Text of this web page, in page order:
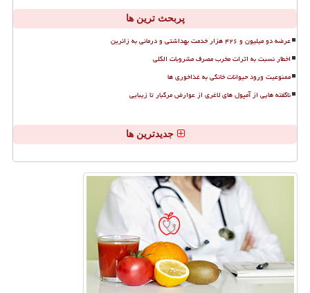
پربحث ترین ها
عرضه دو میلیون و ۴۲۶ هزار خدمت بهداشتی و درمانی به زائرین
اخطار نسبت به اثرات مخرب مصرف مشروبات الکلی
ممنوعیت ورود حیوانات خانگی به غذاخوری ها
ناگفته هایی از آمپول های لاغری از عوارض مرگبار تا زیبایی
جدیدترین ها